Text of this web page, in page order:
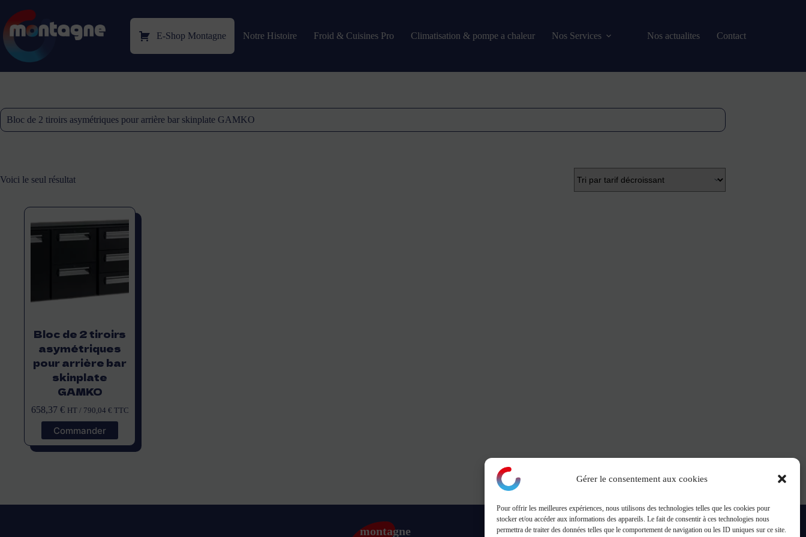
Gérer le consentement aux cookies
Pour offrir les meilleures expériences, nous utilisons des technologies telles que les cookies pour
stocker et/ou accéder aux informations des appareils. Le fait de consentir à ces technologies nous
permettra de traiter des données telles que le comportement de navigation ou les ID uniques sur ce site.
E-Shop Montagne Notre Histoire Froid & Cuisines Pro Climatisation & pompe a chaleur Nos Services Nos actualites Contact
Bloc de 2 tiroirs asymétriques pour arrière bar skinplate GAMKO
Voici le seul résultat
Bloc de 2 tiroirs
asymétriques
pour arrière bar
skinplate
GAMKO
658,37 € HT / 790,04 € TTC
Commander
montagne